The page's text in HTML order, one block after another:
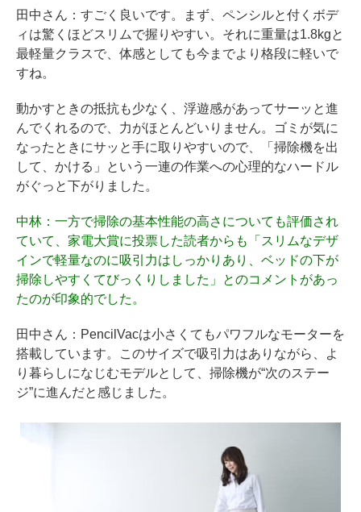
田中さん ：すごく良いです。まず、ペンシルと付くボデ
ィは驚くほどスリムで握りやすい。それに重量は1.8kgと
最軽量クラスで、体感としても今までより格段に軽いで
すね。
動かすときの抵抗も少なく、浮遊感があってサーッと進
んでくれるので、力がほとんどいりません。ゴミが気に
なったときにサッと手に取りやすいので、「掃除機を出
して、かける」という一連の作業への心理的なハードル
がぐっと下がりました。
中林：一方で掃除の基本性能の高さについても評価され
ていて、家電大賞に投票した読者からも「スリムなデザ
インで軽量なのに吸引力はしっかりあり、ベッドの下が
掃除しやすくてびっくりしました」とのコメントがあっ
たのが印象的でした。
田中さん ：PencilVacは小さくてもパワフルなモーターを
搭載しています。このサイズで吸引力はありながら、よ
り暮らしになじむモデルとして、掃除機が“次のステー
ジ”に進んだと感じました。